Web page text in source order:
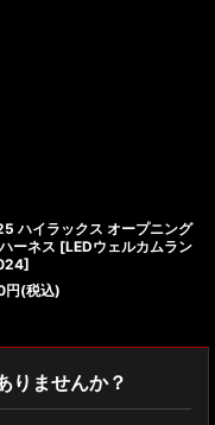
ハイラックス オープニング
ーネス [LEDウェルカムラン
]
円(税込)
りませんか？